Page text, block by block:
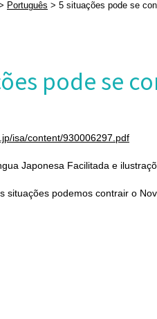
Português > 5 situações pode se
pode se
isa/content/930006297.pdf
Japonesa Facilitada e
situações podemos contrair o